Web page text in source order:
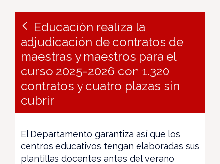
Educación realiza la
adjudicación de contratos de
maestras y maestros para el
curso 2025-2026 con 1.320
contratos y cuatro plazas sin
cubrir
El Departamento garantiza así que los
centros educativos tengan elaboradas sus
plantillas docentes antes del verano